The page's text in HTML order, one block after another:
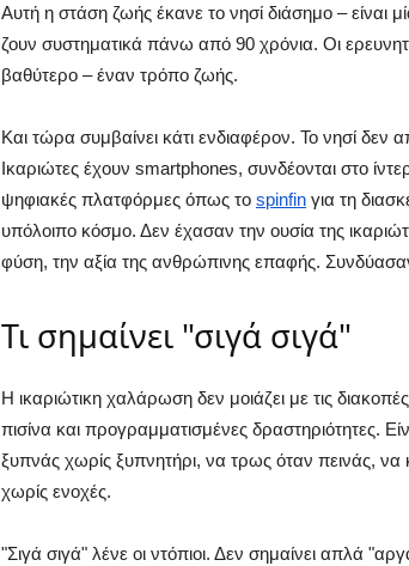
Αυτή η στάση ζωής έκανε το νησί διάσημο – είναι
ζουν συστηματικά πάνω από 90 χρόνια. Οι
βαθύτερο – έναν τρόπο ζωής.
Και τώρα συμβαίνει κάτι ενδιαφέρον. Το νησί
Ικαριώτες έχουν smartphones, συνδέονται στο
ψηφιακές πλατφόρμες όπως το spinfin για τη
υπόλοιπο κόσμο. Δεν έχασαν την ουσία της
φύση, την αξία της ανθρώπινης επαφής.
Τι σημαίνει "σιγά σιγά"
Η ικαριώτικη χαλάρωση δεν μοιάζει με τις
πισίνα και προγραμματισμένες δραστηριότητες.
ξυπνάς χωρίς ξυπνητήρι, να τρως όταν πεινάς,
χωρίς ενοχές.
"Σιγά σιγά" λένε οι ντόπιοι. Δεν σημαίνει απλά